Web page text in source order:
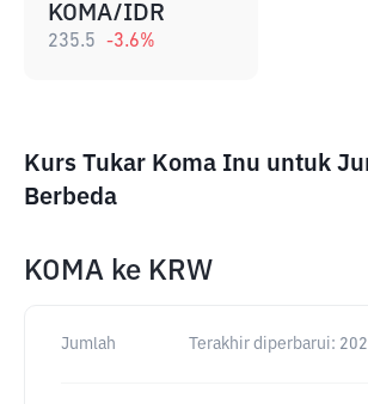
KOMA/IDR
235.5 -3.6%
Kurs Tukar Koma Inu untuk
Berbeda
KOMA ke KRW
Jumlah Terakhir diperbarui: